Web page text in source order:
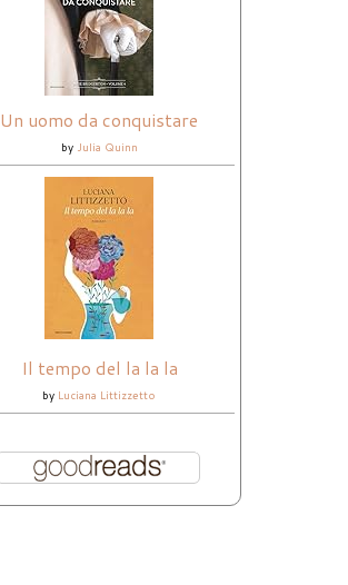
Un uomo da conquistare
by Julia Quinn
Il tempo del la la la
by Luciana Littizzetto